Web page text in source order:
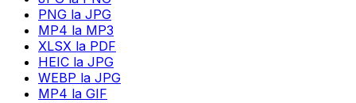
PNG la JPG
MP4 la MP3
XLSX la PDF
HEIC la JPG
WEBP la JPG
MP4 la GIF